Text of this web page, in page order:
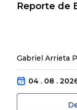
Reporte de
Gabriel Arrieta
04 . 08 .